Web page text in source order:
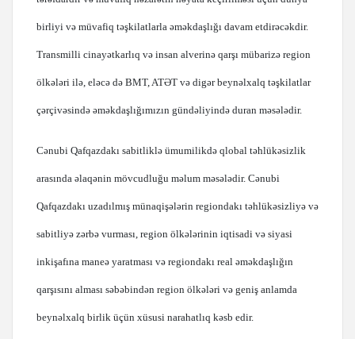
birliyi və müvafiq təşkilatlarla əməkdaşlığı davam etdirəcəkdir.
Transmilli cinayətkarlıq və insan alverinə qarşı mübarizə region
ölkələri ilə, eləcə də BMT, ATƏT və digər beynəlxalq təşkilatlar
çərçivəsində əməkdaşlığımızın gündəliyində duran məsələdir.
Cənubi Qafqazdakı sabitliklə ümumilikdə qlobal təhlükəsizlik
arasında əlaqənin mövcudluğu məlum məsələdir. Cənubi
Qafqazdakı uzadılmış münaqişələrin regiondakı təhlükəsizliyə və
sabitliyə zərbə vurması, region ölkələrinin iqtisadi və siyasi
inkişafına maneə yaratması və regiondakı real əməkdaşlığın
qarşısını alması səbəbindən region ölkələri və geniş anlamda
beynəlxalq birlik üçün xüsusi narahatlıq kəsb edir.